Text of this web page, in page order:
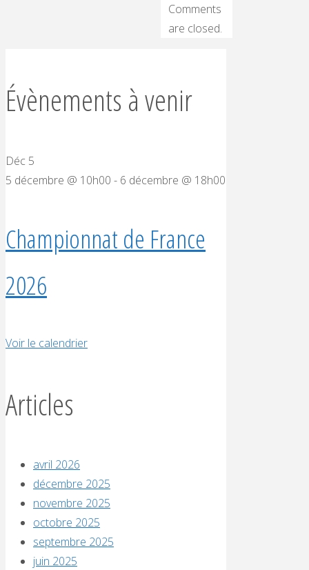
Comments
are closed.
Évènements à venir
Déc 5
5 décembre @ 10h00 - 6 décembre @ 18h00
Championnat de France
2026
Voir le calendrier
Articles
avril 2026
décembre 2025
novembre 2025
octobre 2025
septembre 2025
juin 2025